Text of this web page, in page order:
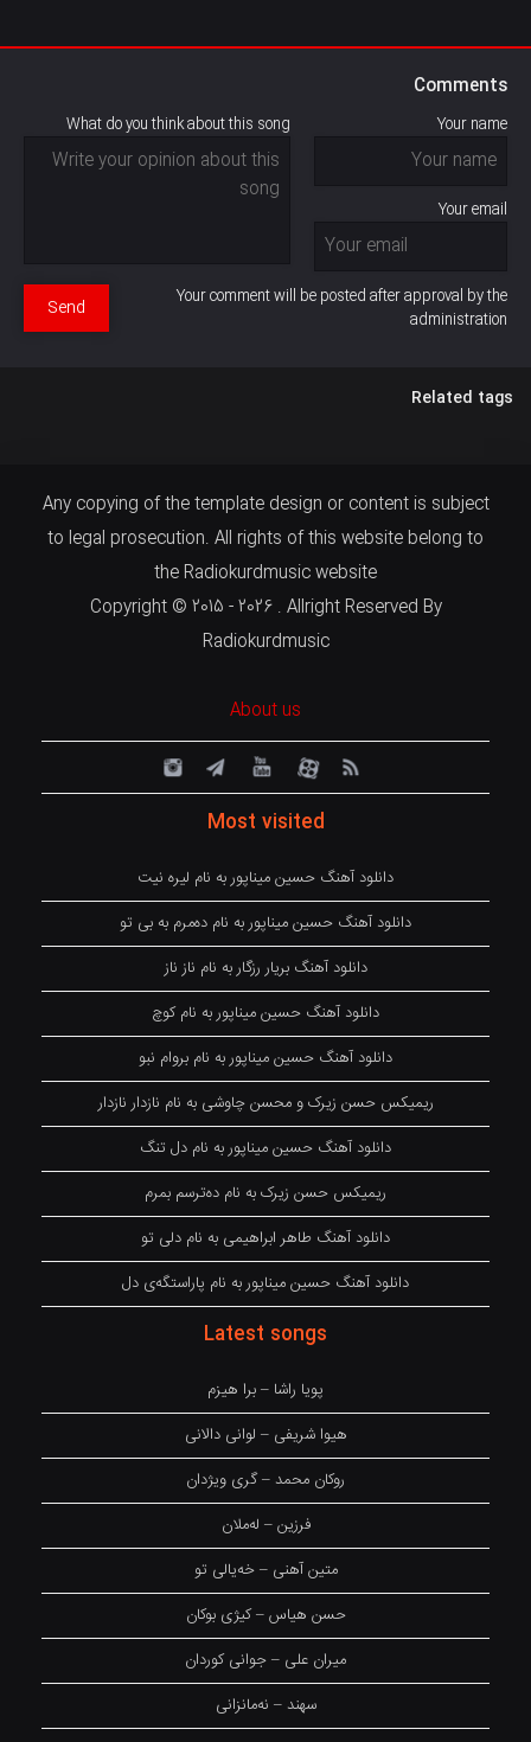
Comments
Your name
Your email
What do you think about this song
Your comment will be posted after approval by the
administration
Send
Related tags
Any copying of the template design or content is subject
to legal prosecution. All rights of this website belong to
the Radiokurdmusic website
Copyright © 2015 - 2026 . Allright Reserved By
Radiokurdmusic
About us
Most visited
دانلود آهنگ حسین میناپور به نام لیره نیت
دانلود آهنگ حسین میناپور به نام دەمرم بە بی تو
دانلود آهنگ بریار رزگار به نام ناز ناز
دانلود آهنگ حسین میناپور به نام کوچ
دانلود آهنگ حسین میناپور به نام بروام نبو
ریمیکس حسن زیرک و محسن چاوشی به نام نازدار نازدار
دانلود آهنگ حسین میناپور به نام دل تنگ
ریمیکس حسن زیرک به نام دەترسم بمرم
دانلود آهنگ طاهر ابراهیمی به نام دلی تو
دانلود آهنگ حسین میناپور به نام پاراستگەی دل
Latest songs
پویا راشا – برا هیزم
هیوا شریفی – لوانی دالانی
روکان محمد – گری ویژدان
فرزین – لەملان
متین آهنی – خەیالی تو
حسن هیاس – کیژی بوکان
میران علی – جوانی کوردان
سهند – نەمانزانی